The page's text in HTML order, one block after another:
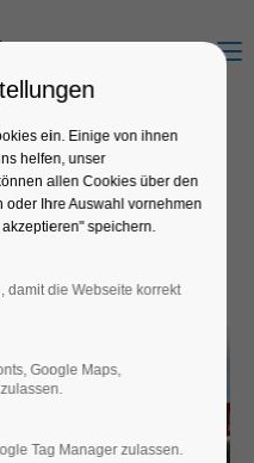
Menu
für Gruppen
ein. Einige von ihnen
helfen, unser
allen Cookies über den
oder Ihre Auswahl vornehmen
speichern.
damit die Webseite korrekt
Google Maps,
Tag Manager zulassen.